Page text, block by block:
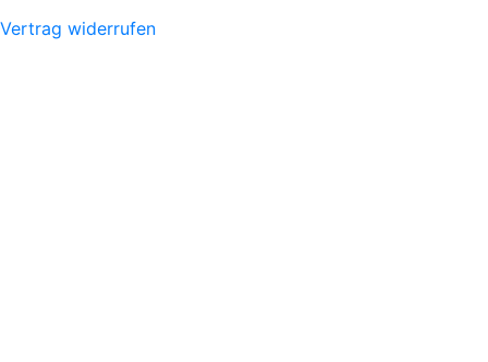
Vertrag widerrufen